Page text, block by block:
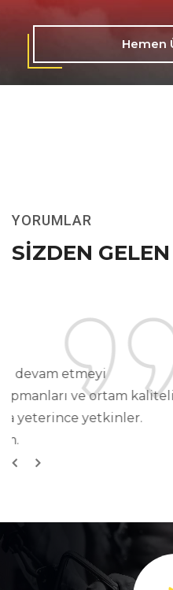
Hemen
YORUMLAR
SIZDEN
Çok nezih, çok kaliteli bir
hem temizliğiyle hem
kadrosuyla hem de güler
harika bir spor salonu.
Önceki